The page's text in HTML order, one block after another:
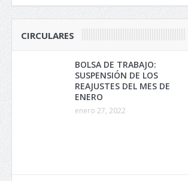
CIRCULARES
BOLSA DE TRABAJO:
SUSPENSIÓN DE LOS
REAJUSTES DEL MES DE
ENERO
enero 27, 2022